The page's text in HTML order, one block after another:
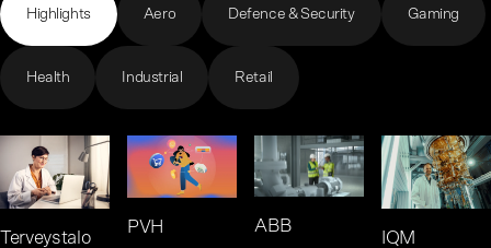
Highlights Aero Defence & Security Gaming
Health Industrial Retail
Terveystalo
PVH ABB
IQM